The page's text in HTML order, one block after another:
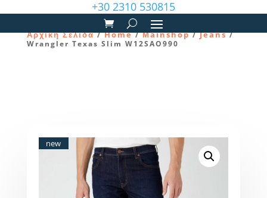
+30 2310 530815
Αρχική Σελίδα/Home/Μainshop/Jeans/
Wrangler Texas Slim W12SAO990
new